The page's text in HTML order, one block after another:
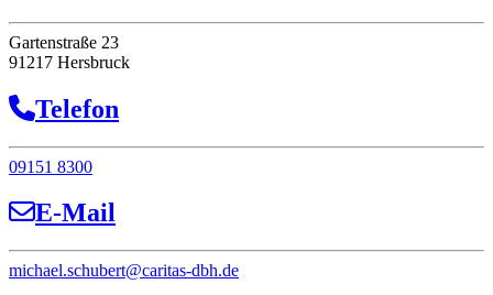
Gartenstraße 23
91217 Hersbruck
Telefon
09151 8300
E-Mail
michael.schubert@caritas-dbh.de